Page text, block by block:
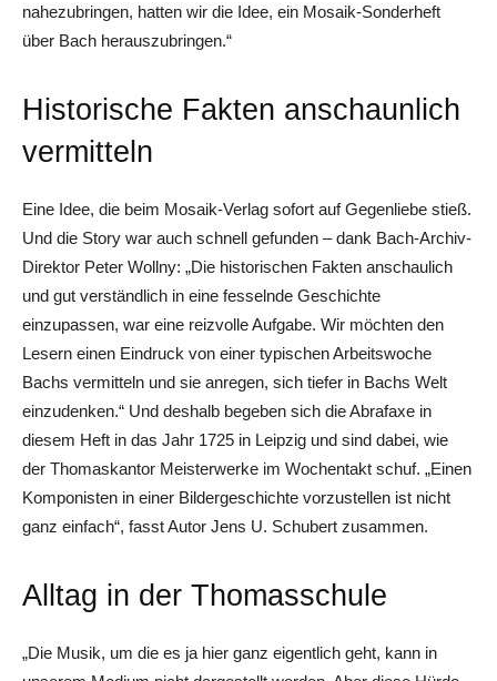
nahezubringen, hatten wir die Idee, ein Mosaik-Sonderheft
über Bach herauszubringen.“
Historische Fakten anschaunlich
vermitteln
Eine Idee, die beim Mosaik-Verlag sofort auf Gegenliebe stieß.
Und die Story war auch schnell gefunden – dank Bach-Archiv-
Direktor Peter Wollny: „Die historischen Fakten anschaulich
und gut verständlich in eine fesselnde Geschichte
einzupassen, war eine reizvolle Aufgabe. Wir möchten den
Lesern einen Eindruck von einer typischen Arbeitswoche
Bachs vermitteln und sie anregen, sich tiefer in Bachs Welt
einzudenken.“ Und deshalb begeben sich die Abrafaxe in
diesem Heft in das Jahr 1725 in Leipzig und sind dabei, wie
der Thomaskantor Meisterwerke im Wochentakt schuf. „Einen
Komponisten in einer Bildergeschichte vorzustellen ist nicht
ganz einfach“, fasst Autor Jens U. Schubert zusammen.
Alltag in der Thomasschule
„Die Musik, um die es ja hier ganz eigentlich geht, kann in